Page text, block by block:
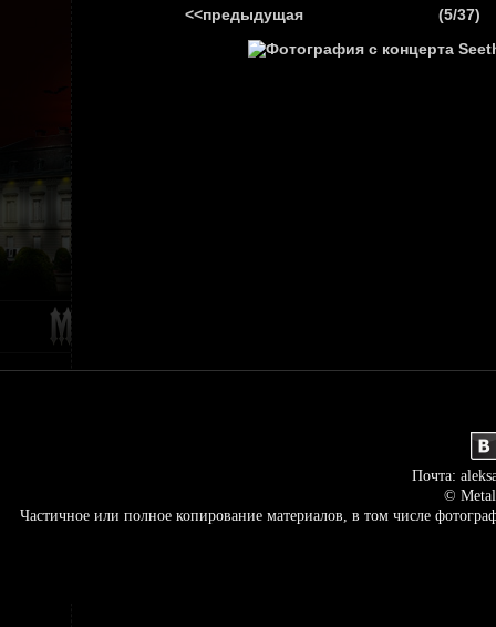
<<предыдущая (5/37)
Почта:
©
Частичное или полное копирование материалов, в том числе